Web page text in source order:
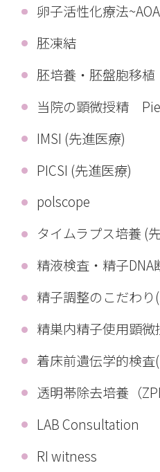
卵子活性化療法
胚凍結
胚培養・胚盤胞移植
当院の顕微授精
IMSI (先進医療)
PICSI (先進医療)
polscope
タイムラプス培養 (
精液検査・精子DNA
精子調整のこだわ
精巣内精子使用顕微
着床前遺伝学的検査
透明帯除去培養（
LAB Consultation
RI witness